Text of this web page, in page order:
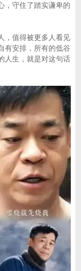
，守住了踏实谦卑的
，值得被更多人看见
有安排，所有的低谷
人生，就是对这句话